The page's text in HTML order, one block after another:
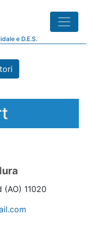
e D.E.S.
(AO) 11020